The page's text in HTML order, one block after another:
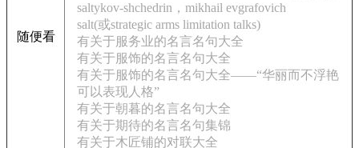
随便看
saltykov-shchedrin，mikhail evgrafovich
salt(或strategic arms limitation talks)
有关于服务业的名言名句大全
有关于服饰的名言名句大全
有关于服饰的名言名句大全——“华丽而不浮艳
可以表现人格”
有关于朝暮的名言名句大全
有关于期待的名言名句集锦
有关于木匠铺的对联大全